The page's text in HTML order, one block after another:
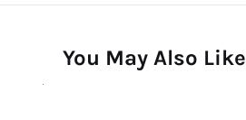
You May Also Like